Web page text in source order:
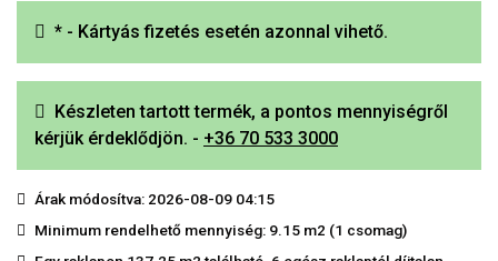
* - Kártyás fizetés esetén azonnal vihető.
Készleten tartott termék, a pontos mennyiségről
kérjük érdeklődjön. - +36 70 533 3000
Árak módosítva: 2026-08-09 04:15
Minimum rendelhető mennyiség: 9.15 m2 (1 csomag)